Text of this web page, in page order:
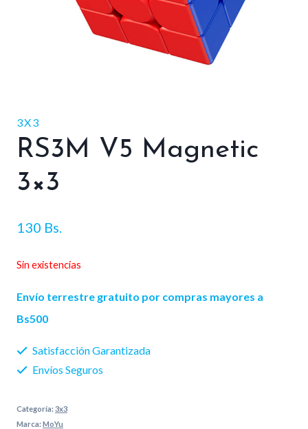
3X3
RS3M V5 Magnetic
3×3
130 Bs.
Sin existencias
Envío terrestre gratuito por compras mayores a
Bs500
Satisfacción Garantizada
Envíos Seguros
Categoría:3x3
Marca:MoYu